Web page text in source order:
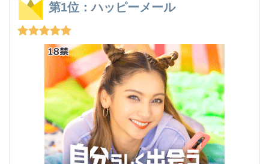
第1位：ハッピーメール